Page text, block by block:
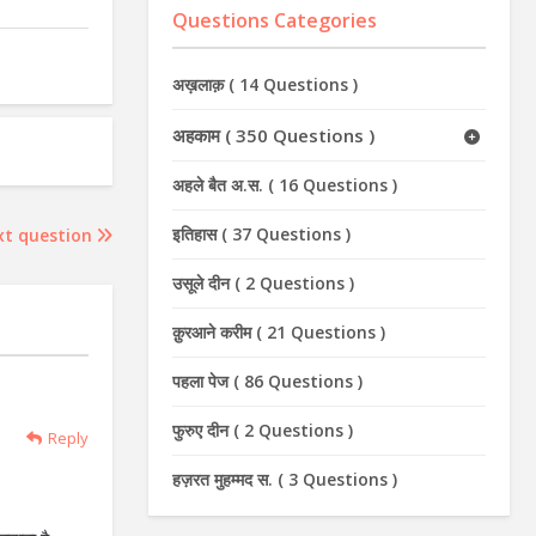
question
Reply
Questions Categories
अख़लाक़( 14 Questions)
अहकाम ( 350 Questions )
अहले बैत अ.स. ( 16 Questions)
इतिहास ( 37 Questions)
उसूले दीन ( 2 Questions)
क़ुरआने करीम ( 21 Questions)
पहला पेज ( 86 Questions)
फुरुए दीन ( 2 Questions)
हज़रत मुहम्मद स. ( 3 Questions)